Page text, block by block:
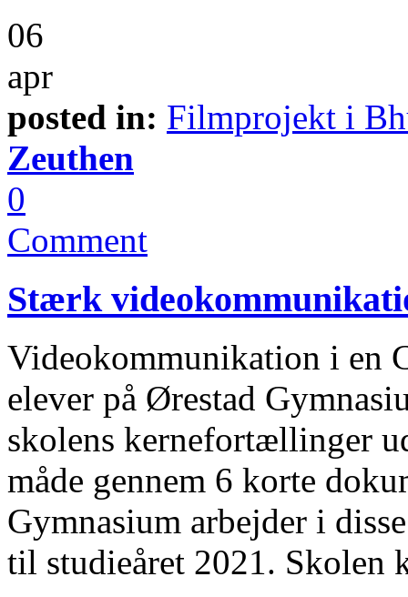
06
apr
posted in: Filmprojekt i
Zeuthen
0
Comment
Stærk
Videokommunikation i en
elever på Ørestad
skolens kernefortællinger
måde gennem 6 korte
Gymnasium arbejder i
til studieåret 2021. Skolen